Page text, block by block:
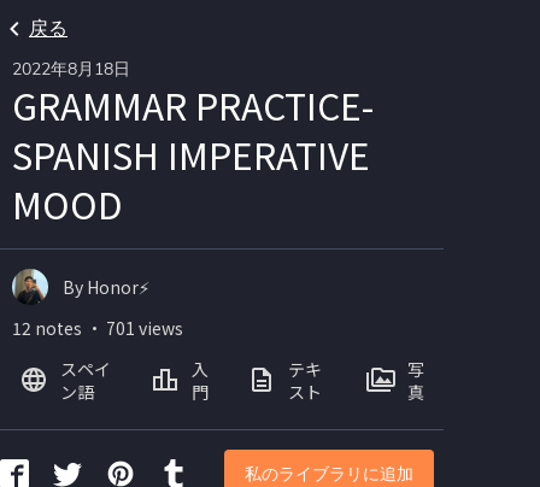
戻る
2022年8月18日
GRAMMAR PRACTICE-
SPANISH IMPERATIVE
MOOD
By Honor⚡
12 notes ・ 701 views
スペイ
ン語
入
門
テキ
スト
写
真
私のライブラリに追加